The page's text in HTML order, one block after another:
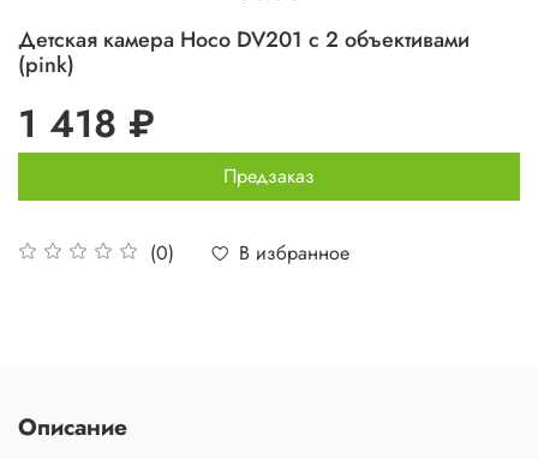
Детская камера Hoco DV201 с 2 объективами
(pink)
(0) В избранное
1 418 ₽
Предзаказ
Описание